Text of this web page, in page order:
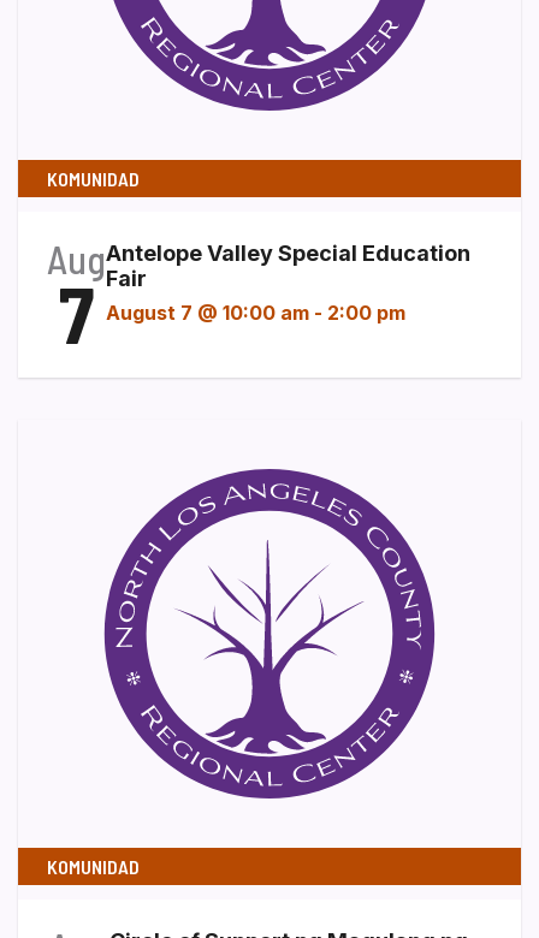
KOMUNIDAD
Aug
7
Antelope Valley Special Education
Fair
August 7 @ 10:00 am - 2:00 pm
KOMUNIDAD